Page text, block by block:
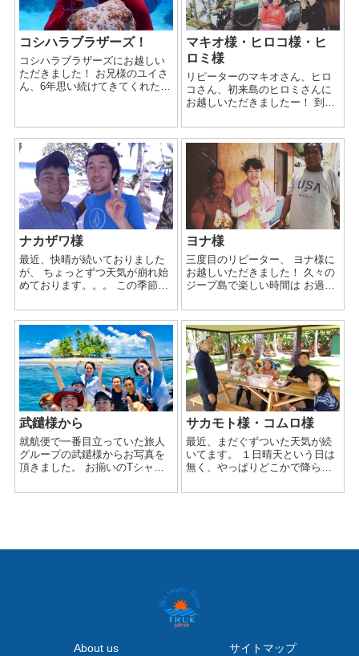
コシハラブラザーズ！
コシハラブラザーズにお越しい
ただきました！ お兄様のユイさ
ん、6年思い続けてきてくれたと
だいたコシハラ家ヒストリーは
絶対忘れません！ ...
マキオ様・ヒロコ様・ヒ
ロミ様
リピーターのマキオさん、ヒロ
コさん、初来島のヒロミさんに
お越しいただきましたー！ 到着
星丸、清澄丸、 3日目はサンパ
ラ、ジープ島のハウスリーフ
久々のジープ島はいかがでした
でしょうか？ 満...
ナカザワ様
最近、快晴が続いておりました
が、 ちょっとずつ天気が崩れ始
めております。。。 この季節は
のですが、今年は特別なのか
な？？ それともこれが普通？？
(~｡~;)? 一昨日、ナカザワさんが
日本に帰国され...
ヨナ様
三度目のリピーター、 ヨナ様に
お越しいただきました！ 久々の
ジープ島で楽しい時間は お過ご
ジープ島大好き！とおっしゃっ
ていただけて嬉しかったです〜
😭✨ ま...
武鑓様から
就航便で一番目立っていた旅人
グループの武鑓様からお写真を
頂きました。 お揃いのTシャツ
のが伝わってくる楽しいお客様
サカモト様・コムロ様
最近、まだぐずついた天気が続
いてます。 １日晴天という日は
無く、やっぱりどこかで降られ
っとしてる感じです(T_T) カラッ
About us サイトマップ